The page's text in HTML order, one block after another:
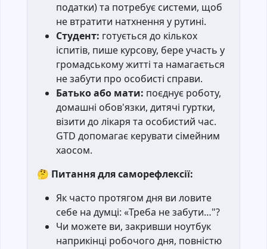
податки) та потребує системи, щоб
не втратити натхнення у рутині.
Студент: готується до кількох
іспитів, пише курсову, бере участь у
громадському житті та намагається
не забути про особисті справи.
Батько або мати: поєднує роботу,
домашні обов'язки, дитячі гуртки,
візити до лікаря та особистий час.
GTD допомагає керувати сімейним
хаосом.
🤔 Питання для саморефлексії:
Як часто протягом дня ви ловите
себе на думці: «Треба не забути…"?
Чи можете ви, закривши ноутбук
наприкінці робочого дня, повністю